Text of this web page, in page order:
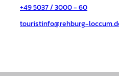
+49 5037 / 3000 - 60
touristinfo@rehburg-